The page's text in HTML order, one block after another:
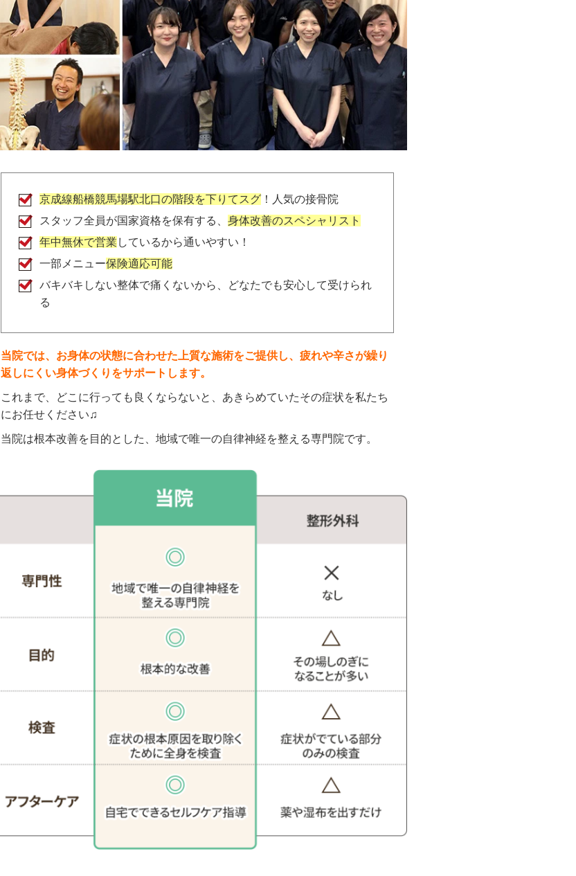
店内の音楽が、やたらうるさい。
もっとリラックス出来る音楽にして欲しい。
また、しつこく保険外診療を勧められて、
通いたく無くなりました！
さっちー
2 年前
ここ最近は、毎週、通わせて頂いてます。
いますが、その上、パーキングあり。
LINEでのやり取りもできるので、仕事中、電話できなくても、隠れてコソコ
ソ、LINEで予約などさせて頂いてます。
診療時間も、仕事の後に伺えて、大変、頼りになります。
いつもありがとうございます。
京成線船橋競馬場駅北口の階段を下りてスグ！人気の接骨院
スタッフ全員が国家資格を保有する、 身体改善のスペシャリスト
年中無休で営業 しているから通いやすい！
一部メニュー保険適応可能
バキバキしない整体で痛くないから、どなたでも安心して受けられ
る
当院では、お身体の状態に合わせた上質な施術をご提供し、疲れや辛さが繰り
返しにくい身体づくりをサポートします。
これまで、どこに行っても良くならないと、あきらめていたその症状を私たち
にお任せください♫
当院は根本改善を目的とした、地域で唯一の自律神経を整える専門院です。